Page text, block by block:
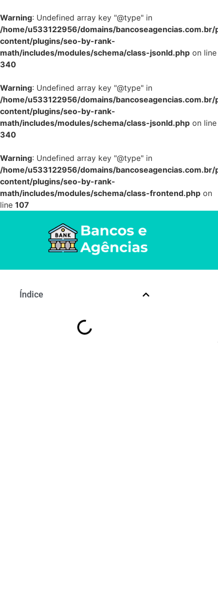
Warning: Undefined array key "@type" in
/home/u533122956/domains/
content/plugins/seo-by-rank-
math/includes/modules/schema/class-jsonld.php on line
340
Warning: Undefined array key "@type" in
/home/u533122956/domains/
content/plugins/seo-by-rank-
math/includes/modules/schema/class-jsonld.php on line
340
Warning: Undefined array key "@type" in
/home/u533122956/domains/
content/plugins/seo-by-rank-
math/includes/modules/schema/class-frontend.php on
line 107
Índice